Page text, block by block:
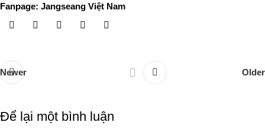
Fanpage: Jangseang Việt Nam
Newer Older
Để lại một bình luận